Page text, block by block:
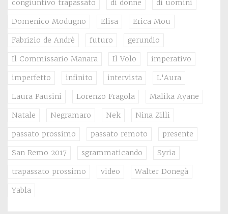
congiuntivo trapassato di donne di uomini
Domenico Modugno Elisa Erica Mou
Fabrizio de Andrè futuro gerundio
Il Commissario Manara Il Volo imperativo
imperfetto infinito intervista L'Aura
Laura Pausini Lorenzo Fragola Malika Ayane
Natale Negramaro Nek Nina Zilli
passato prossimo passato remoto presente
San Remo 2017 sgrammaticando Syria
trapassato prossimo video Walter Donegà
Yabla